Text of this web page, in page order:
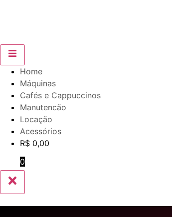
Home
Máquinas
Cafés e Cappuccinos
Manutencão
Locação
Acessórios
R$ 0,00
0